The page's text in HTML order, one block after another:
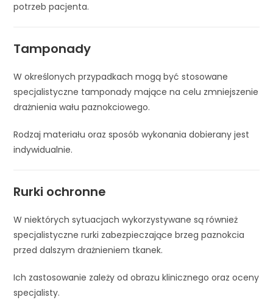
potrzeb pacjenta.
Tamponady
W określonych przypadkach mogą być stosowane
specjalistyczne tamponady mające na celu zmniejszenie
drażnienia wału paznokciowego.
Rodzaj materiału oraz sposób wykonania dobierany jest
indywidualnie.
Rurki ochronne
W niektórych sytuacjach wykorzystywane są również
specjalistyczne rurki zabezpieczające brzeg paznokcia
przed dalszym drażnieniem tkanek.
Ich zastosowanie zależy od obrazu klinicznego oraz oceny
specjalisty.